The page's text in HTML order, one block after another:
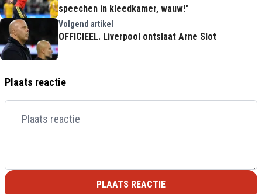
speechen in kleedkamer, wauw!"
Volgend artikel
OFFICIEEL. Liverpool ontslaat Arne Slot
Plaats reactie
PLAATS REACTIE